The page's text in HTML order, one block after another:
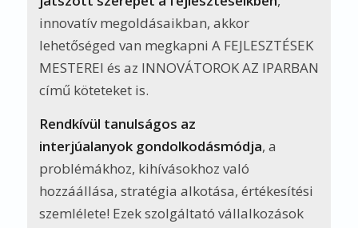
is PDF formátumban, amely a cégedre
vonatkozó célzott kérdésekkel segít téged
abban, hogy úgy fejleszd a cégedet, ahogy
annak a vevőid a legjobban örülnek.
VÁLASSZ AZ